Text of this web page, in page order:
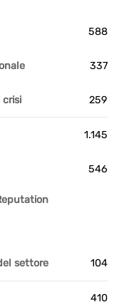
588
337
crisi 259
1.145
546
settore 104
410